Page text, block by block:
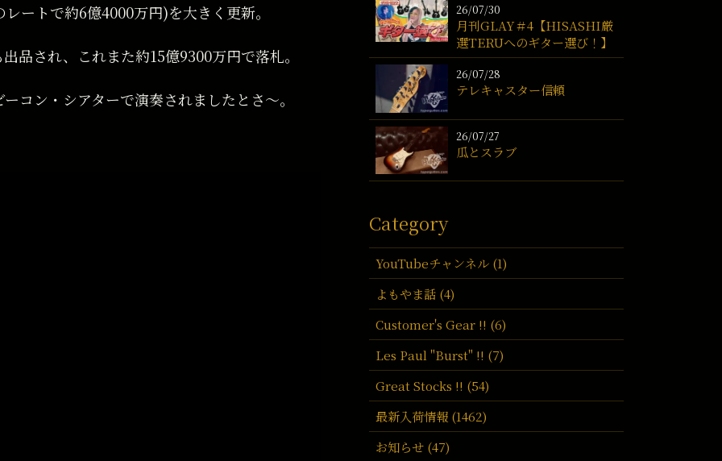
ートで約6億4000万円)を大きく更新。
品され、これまた約15億9300万円で落札。
コン・シアターで演奏されましたとさ〜。
26/07/30
月刊GLAY＃4【HISASHI厳
選TERUへのギター選び！】
26/07/28
テレキャスター信頼
26/07/27
瓜とスラブ
Category
YouTubeチャンネル (1)
よもやま話 (4)
Customer's Gear !! (6)
Les Paul "Burst" !! (7)
Great Stocks !! (54)
最新入荷情報 (1462)
お知らせ (47)